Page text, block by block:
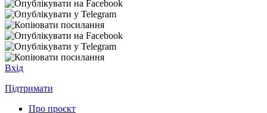
Вхід
Підтримати
Про проєкт